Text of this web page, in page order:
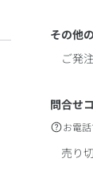
その他
ご発
問合せ
お電
売り